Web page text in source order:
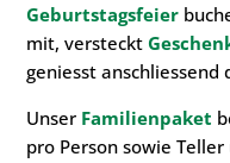
Geburtstagsfeier
mit, versteckt
geniesst anschliessend
Unser Familienpaket
pro Person sowie